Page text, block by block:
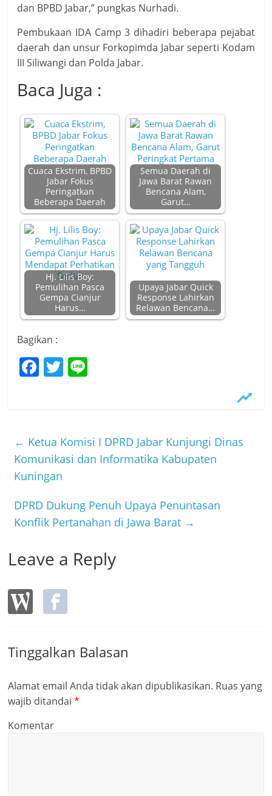
dan BPBD Jabar,” pungkas Nurhadi.
Pembukaan IDA Camp 3 dihadiri beberapa pejabat
daerah dan unsur Forkopimda Jabar seperti Kodam
III Siliwangi dan Polda Jabar.
Baca Juga :
Cuaca Ekstrim, BPBD
Jabar Fokus
Peringatkan
Beberapa Daerah
Semua Daerah di
Jawa Barat Rawan
Bencana Alam,
Garut…
Hj. Lilis Boy:
Pemulihan Pasca
Gempa Cianjur
Harus…
Upaya Jabar Quick
Response Lahirkan
Relawan Bencana…
Bagikan :
F
b
o
o
k
T
← Ketua Komisi I DPRD Jabar Kunjungi Dinas
Komunikasi dan Informatika Kabupaten
Kuningan
DPRD Dukung Penuh Upaya Penuntasan
Konflik Pertanahan di Jawa Barat →
Leave a Reply
Tinggalkan Balasan
Alamat email Anda tidak akan dipublikasikan. Ruas yang
wajib ditandai*
Komentar